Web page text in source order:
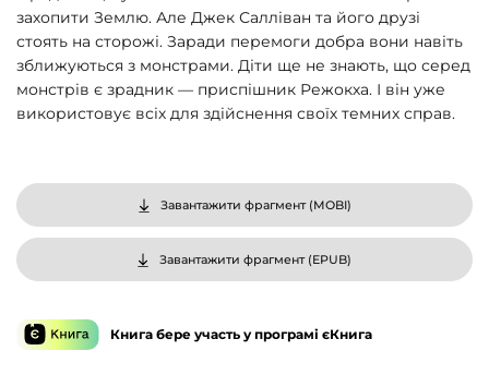
захопити Землю. Але Джек Салліван та його друзі
стоять на сторожі. Заради перемоги добра вони навіть
зближуються з монстрами. Діти ще не знають, що серед
монстрів є зрадник — приспішник Режокха. І він уже
використовує всіх для здійснення своїх темних справ.
Завантажити фрагмент (MOBI)
Завантажити фрагмент (EPUB)
Книга бере участь у програмі єКнига